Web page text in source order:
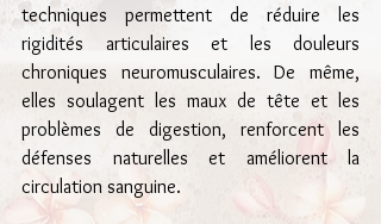
techniques permettent de réduire les
rigidités articulaires et les douleurs
chroniques neuromusculaires. De même,
elles soulagent les maux de tête et les
problèmes de digestion, renforcent les
défenses naturelles et améliorent la
circulation sanguine.